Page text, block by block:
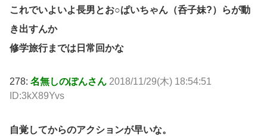
これでいよいよ長男とお○ぱいちゃん（呑子妹?）らが動
き出すんか
修学旅行までは日常回かな
278: 名無しのぽんさん 2018/11/29(木) 18:54:51
ID:3kX89Yvs
自覚してからのアクションが早いな。